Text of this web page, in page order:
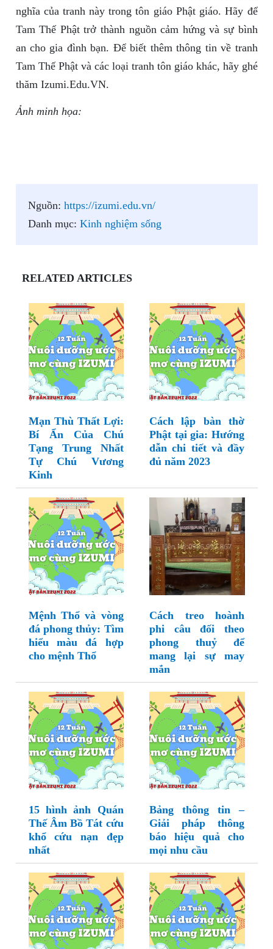
nghĩa của tranh này trong tôn giáo Phật giáo. Hãy để
Tam Thế Phật trở thành nguồn cảm hứng và sự bình
an cho gia đình bạn. Để biết thêm thông tin về tranh
Tam Thế Phật và các loại tranh tôn giáo khác, hãy ghé
thăm Izumi.Edu.VN.
Ảnh minh họa:
Nguồn: https://izumi.edu.vn/
Danh mục: Kinh nghiệm sống
RELATED ARTICLES
Mạn Thù Thất Lợi:
Bí Ẩn Của Chú
Tạng Trung Nhất
Tự Chú Vương
Kinh
Cách lập bàn thờ
Phật tại gia: Hướng
dẫn chi tiết và đầy
đủ năm 2023
Mệnh Thổ và vòng
đá phong thủy: Tìm
hiểu màu đá hợp
cho mệnh Thổ
Cách treo hoành
phi câu đối theo
phong thuỷ để
mang lại sự may
mắn
15 hình ảnh Quán
Thế Âm Bồ Tát cứu
khổ cứu nạn đẹp
nhất
Bảng thông tin –
Giải pháp thông
báo hiệu quả cho
mọi nhu cầu